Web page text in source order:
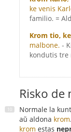
ke venis
familio. =
Krom tio,
malbone. -
kondutis tre
Risko
Normale la
aŭ aldona krom
krom estas